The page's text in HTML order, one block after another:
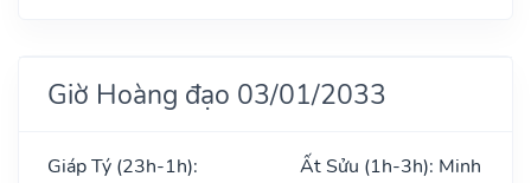
Giờ Hoàng đạo 03/01/2033
Giáp Tý (23h-1h):
Ất Sửu (1h-3h): Minh